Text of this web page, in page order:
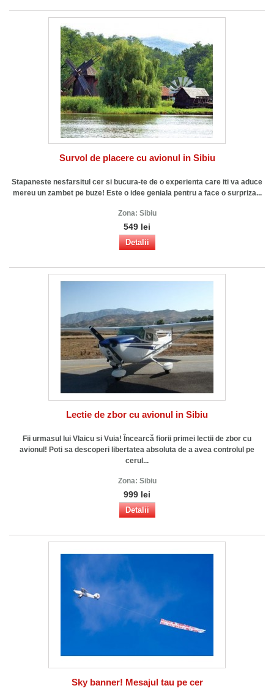
Survol de placere cu avionul in Sibiu
Stapaneste nesfarsitul cer si bucura-te de o experienta care iti va aduce
mereu un zambet pe buze! Este o idee geniala pentru a face o surpriza...
Zona: Sibiu
549 lei
Detalii
Lectie de zbor cu avionul in Sibiu
Fii urmasul lui Vlaicu si Vuia! Încearcă fiorii primei lectii de zbor cu
avionul! Poti sa descoperi libertatea absoluta de a avea controlul pe
cerul...
Zona: Sibiu
999 lei
Detalii
Sky banner! Mesajul tau pe cer